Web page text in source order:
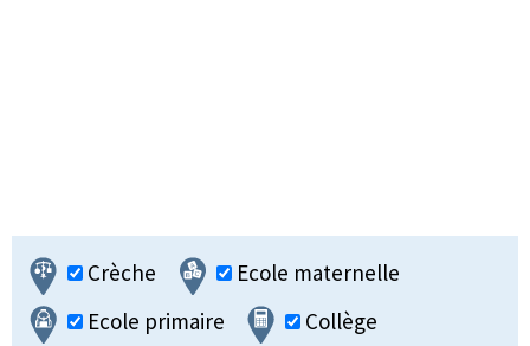
Crèche
Ecole maternelle
Ecole primaire
Collège